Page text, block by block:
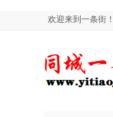
欢迎来到一条街！